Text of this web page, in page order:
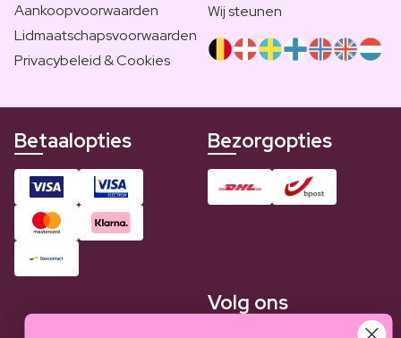
Aankoopvoorwaarden
Lidmaatschapsvoorwaarden
Privacybeleid & Cookies
Wij steunen
Betaalopties Bezorgopties
Volg ons